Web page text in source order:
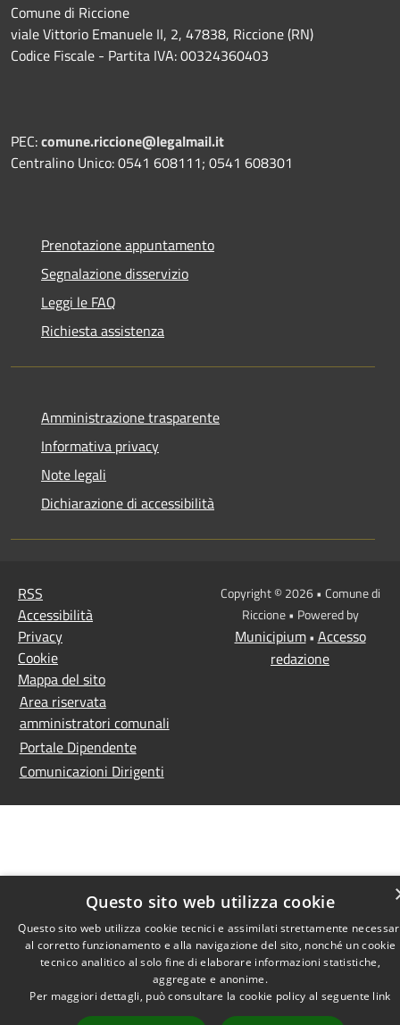
Comune di Riccione
viale Vittorio Emanuele II, 2, 47838, Riccione (RN)
Codice Fiscale - Partita IVA: 00324360403
PEC:comune.riccione@legalmail.it
Centralino Unico: 0541 608111; 0541 608301
Prenotazione appuntamento
Segnalazione disservizio
Leggi le FAQ
Richiesta assistenza
Amministrazione trasparente
Informativa privacy
Note legali
Dichiarazione di accessibilità
RSS
Accessibilità
Privacy
Cookie
Mappa del sito
Area riservata
amministratori comunali
Portale Dipendente
Comunicazioni Dirigenti
Copyright © 2026 • Comune di
Riccione • Powered by
Municipium• Accesso
redazione
Questo sito web utilizza cookie
Questo sito web utilizza cookie tecnici e assimilati strettamente
al corretto funzionamento e alla navigazione del sito, nonché un cookie
tecnico analitico al solo fine di elaborare informazioni statistiche,
aggregate e anonime.
Per maggiori dettagli, può consultare la cookie policy al seguente link